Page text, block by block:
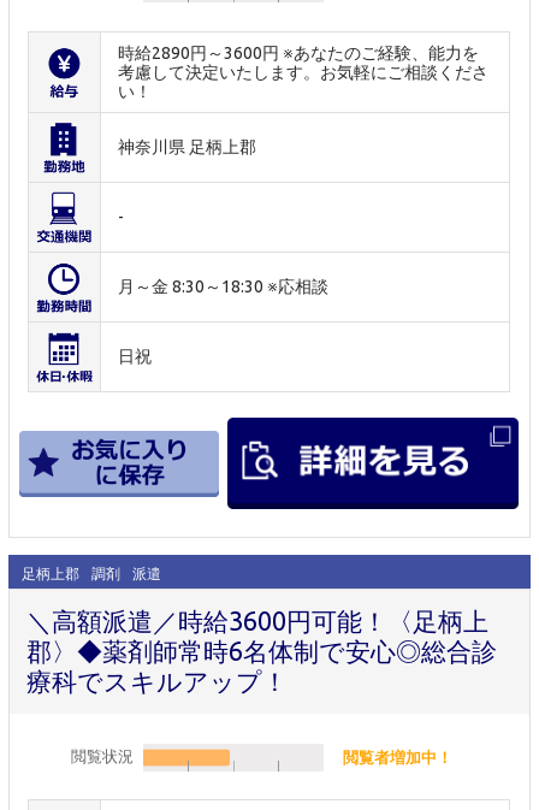
時給2890円～3600円 ※あなたのご経験、能力を
考慮して決定いたします。お気軽にご相談くださ
い！
神奈川県 足柄上郡
-
月～金 8:30～18:30 ※応相談
日祝
足柄上郡 調剤 派遣
＼高額派遣／時給3600円可能！〈足柄上
郡〉◆薬剤師常時6名体制で安心◎総合診
療科でスキルアップ！
閲覧状況 閲覧者増加中！